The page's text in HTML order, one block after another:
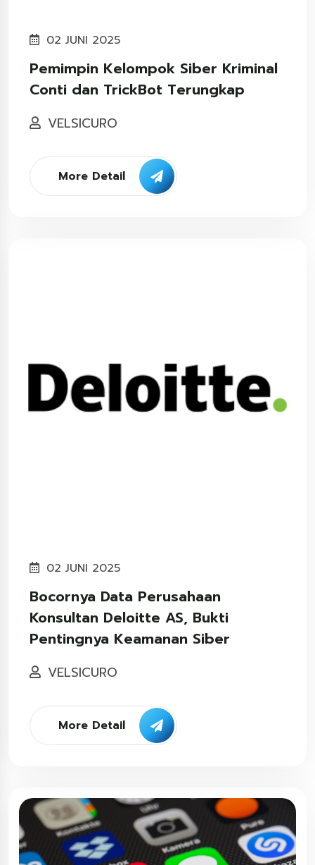
02 JUNI 2025
Pemimpin Kelompok Siber Kriminal
Conti dan TrickBot Terungkap
VELSICURO
More Detail
02 JUNI 2025
Bocornya Data Perusahaan
Konsultan Deloitte AS, Bukti
Pentingnya Keamanan Siber
VELSICURO
More Detail